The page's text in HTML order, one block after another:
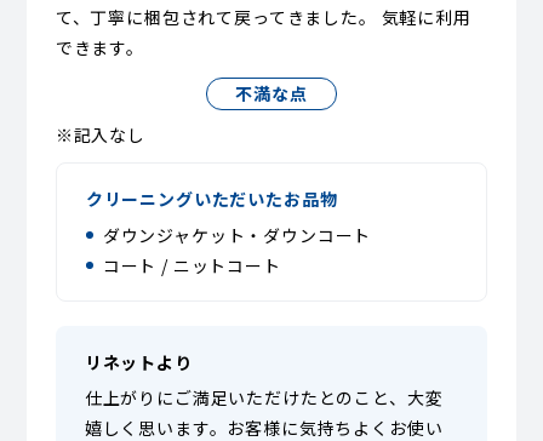
て、丁寧に梱包されて戻ってきました。 気軽に利用
できます。
不満な点
※記入なし
クリーニングいただいたお品物
ダウンジャケット・ダウンコート
コート / ニットコート
リネットより
仕上がりにご満足いただけたとのこと、大変
嬉しく思います。お客様に気持ちよくお使い